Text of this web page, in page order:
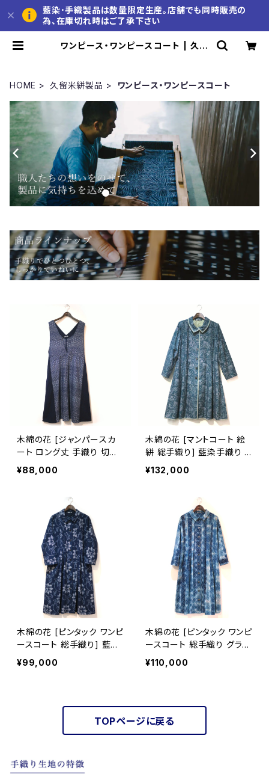
藍染･手織製品は数量限定生産。店舗でも同時販売の
為、在庫切れ時はご了承下さい
ワンピース・ワンピースコート | 久留
HOME 久留米絣製品 ワンピース・ワンピースコート
木綿の花 [ジャンパースカ
ート ロング丈 手織り 切替
え有] 四段吉祥柄 ※柄部
分：藍染手織り久留米絣使
¥88,000
木綿の花 [マントコート 絵
絣 総手織り] 藍染手織り リ
ーフパレード柄 久留米かす
り 袖口2way・半裏仕立て
¥132,000
木綿の花 [ピンタック ワンピ
ースコート 総手織り] 藍染
手織り 雪割草柄 久留米か
すり 袖口2way仕立て
¥99,000
木綿の花 [ピンタック ワンピ
ースコート 総手織り グラデ
ーション] 藍染手織り 麻の
葉柄 久留米かすり 袖口2w
¥110,000
TOPページに戻る